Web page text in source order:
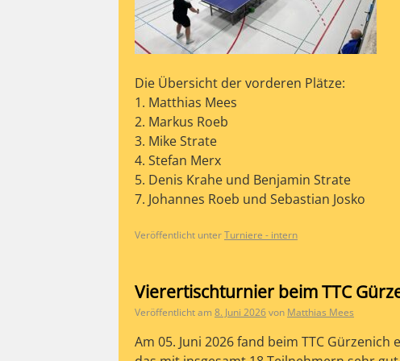
Die Übersicht der vorderen Plätze:
1. Matthias Mees
2. Markus Roeb
3. Mike Strate
4. Stefan Merx
5. Denis Krahe und Benjamin Strate
7. Johannes Roeb und Sebastian Josko
Veröffentlicht unterTurniere - intern
Vierertischturnier beim TTC
Veröffentlicht am 8. Juni 2026von Matthias Mees
Am 05. Juni 2026 fand beim TTC